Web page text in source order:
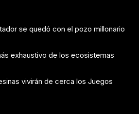
se quedó con el pozo millonario
exhaustivo de los ecosistemas
vivirán de cerca los Juegos